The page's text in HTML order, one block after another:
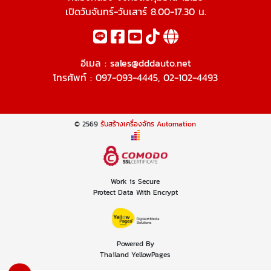
เปิดวันจันทร์-วันเสาร์ 8.00-17.30 น.
อีเมล : sales@dddauto.net
โทรศัพท์ : 097-093-4445, 02-102-4493
© 2569รับสร้างเครื่องจักร Automation
Work is Secure
Protect Data With Encrypt
Powered By
Thailand YellowPages